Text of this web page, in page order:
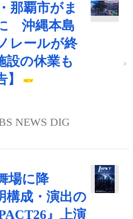
那覇市がま
沖縄本島
レールが終
設の休業も
NEWS DIG
場に降
成・演出の
』上演